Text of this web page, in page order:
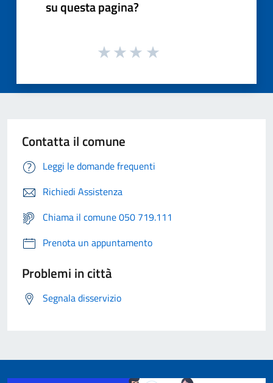
su questa pagina?
Contatta il comune
Leggi le domande frequenti
Richiedi Assistenza
Chiama il comune 050 719.111
Prenota un appuntamento
Problemi in città
Segnala disservizio